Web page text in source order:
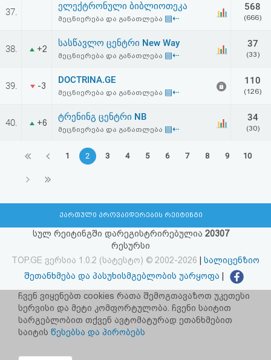
37.
ელექტრონული ბიბლიოთეკა
მეცნიერება და განათლება ▤⇠
568
(666)
38. +2
სასწავლო ცენტრი New Way
მეცნიერება და განათლება ▤⇠
37
(33)
39. -3
DOCTRINA.GE
მეცნიერება და განათლება ▤⇠
110
(126)
40. +6
ტრენინგ ცენტრი NB
მეცნიერება და განათლება ▤⇠
34
(30)
1 2 3 4 5 6 7 8 9 10
ქართული პროვაიდერების რეიტინგი
სულ რეიტინგში დარეგისტრირებულია 20307
რესურსი
TOP.GE ვერსია 1.0.2 (სატესტო) © 2002-2026
სალიცენზიო
შეთანხმება და პასუხისმგებლობის უარყოფა
facebook.com/TOP.GE
იხილეთ TOP.GE - ის ძველი ვერსია ბმულზე
ჩვენ ვიყენებთ cookies რათა შემოგთავაზოთ უკეთესი
სერვისი და მეტი კომფორტულობა. ჩვენი საიტით
სარგებლობით თქვენ ავტომატურად ეთანხმებით
საიტის წესებსა და პირობებს